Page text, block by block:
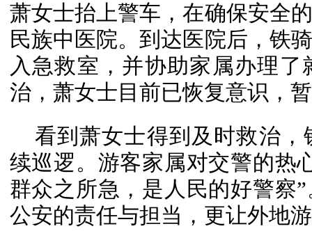
萧女士抬上警车，在确保安全
民族中医院。到达医院后，铁
入急救室，并协助家属办理
治，萧女士目前已恢复意识，
看到萧女士得到及时救治
续巡逻。游客家属对交警的热
群众之所急，是人民的好警察
公安的责任与担当，更让外地